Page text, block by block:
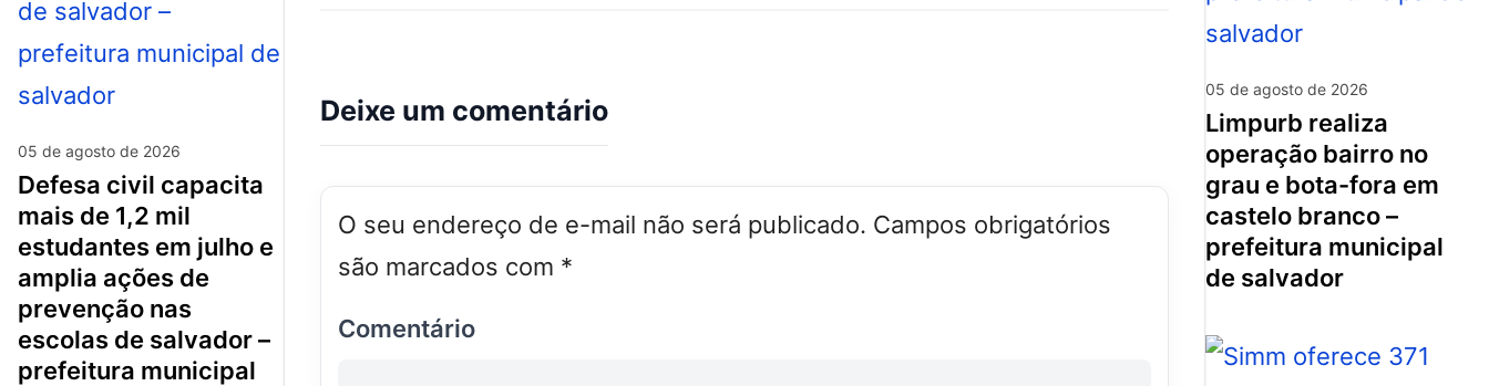
05 de agosto de 2026
defesa civil capacita
mais de 1,2 mil
estudantes em julho e
amplia ações de
prevenção nas
escolas de salvador –
prefeitura municipal
Deixe um comentário
O seu endereço de e-mail não será publicado. Campos obrigatórios
são marcados com *
Comentário
05 de agosto de 2026
limpurb realiza
operação bairro no
grau e bota-fora em
castelo branco –
prefeitura municipal
de salvador